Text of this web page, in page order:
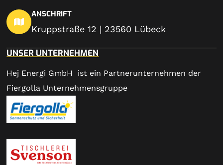
ANSCHRIFT
Kruppstraße 12 | 23560 Lübeck
UNSER UNTERNEHMEN
Hej Energi GmbH ist ein Partnerunternehmen der
Fiergolla Unternehmensgruppe